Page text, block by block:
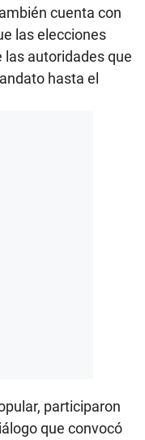
cuenta con
las elecciones
autoridades que
hasta el
participaron
que convocó